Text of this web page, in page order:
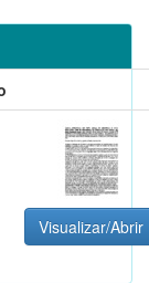
Visualizar/Abrir